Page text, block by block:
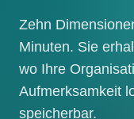
Zehn
Minuten. Sie
wo Ihre
Aufmerksamkeit
speicherbar.